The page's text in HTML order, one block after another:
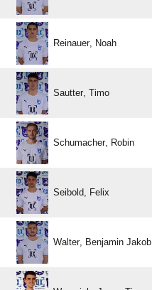
 
 
 
 
  